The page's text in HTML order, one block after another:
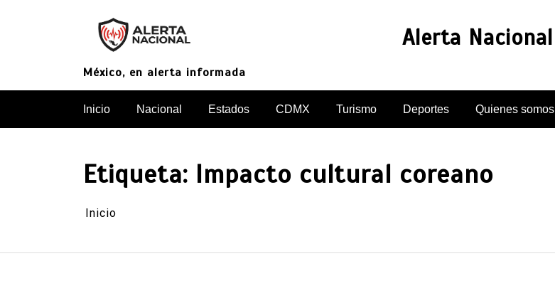
Alerta Nacional
México, en alerta informada
Inicio Nacional Estados CDMX Turismo Deportes Quienes somos
Etiqueta: Impacto cultural coreano
Inicio